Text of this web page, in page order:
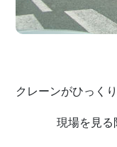
クレーンがひっく
現場を見る